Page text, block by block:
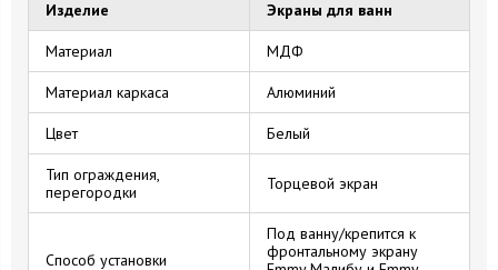
Изделие Экраны для ванн
Материал МДФ
Материал каркаса Алюминий
Цвет Белый
Тип ограждения,
перегородки
Торцевой экран
Способ установки
Под ванну/крепится к
фронтальному экрану